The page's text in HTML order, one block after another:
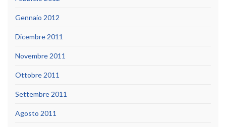
Gennaio 2012
Dicembre 2011
Novembre 2011
Ottobre 2011
Settembre 2011
Agosto 2011